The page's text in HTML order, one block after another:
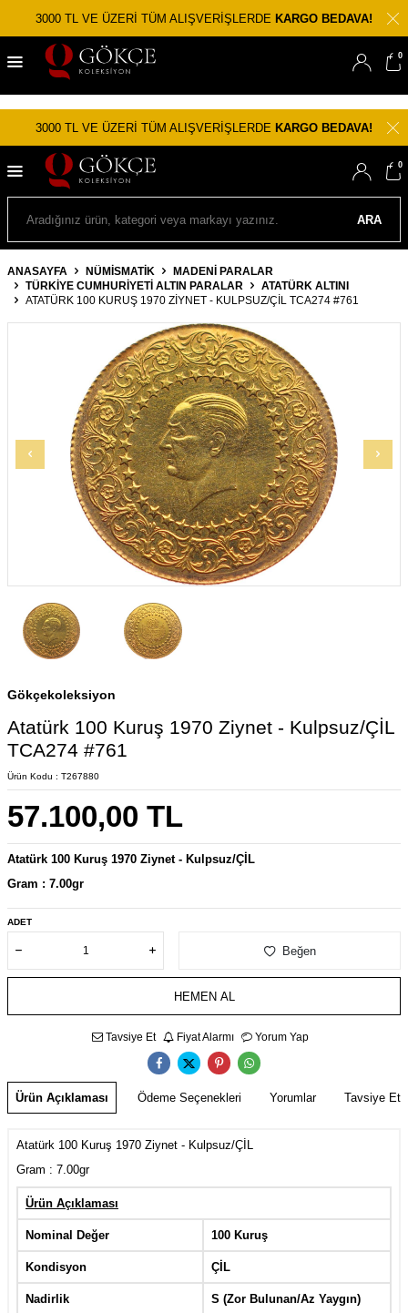
3000 TL VE ÜZERİ TÜM ALIŞVERİŞLERDE KARGO BEDAVA!
0
3000 TL VE ÜZERİ TÜM ALIŞVERİŞLERDE KARGO BEDAVA!
ARA
0
ANASAYFA NÜMİSMATİK
MADENI PARALAR
TÜRKIYE CUMHURIYETI ALTIN PARALAR
ATATÜRK ALTINI
ATATÜRK 100 KURUŞ 1970 ZIYNET - KULPSUZ/ÇİL TCA274 #761
Gökçekoleksiyon
Atatürk 100 Kuruş 1970 Ziynet - Kulpsuz/ÇİL
TCA274 #761
Ürün Kodu : T267880
57.100,00 TL
Atatürk 100 Kuruş 1970 Ziynet - Kulpsuz/ÇİL
Gram : 7.00gr
ADET
Beğen
HEMEN AL
Tavsiye Et Fiyat Alarmı Yorum Yap
Ürün Açıklaması Ödeme Seçenekleri Yorumlar Tavsiye Et
Atatürk 100 Kuruş 1970 Ziynet - Kulpsuz/ÇİL
Gram : 7.00gr
Ürün Açıklaması
Nominal Değer 100 Kuruş
Kondisyon ÇİL
Nadirlik S (Zor Bulunan/Az Yaygın)